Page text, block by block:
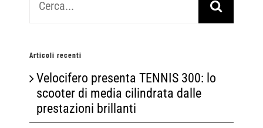
per:
Articoli recenti
Velocifero presenta TENNIS 300: lo
scooter di media cilindrata dalle
prestazioni brillanti